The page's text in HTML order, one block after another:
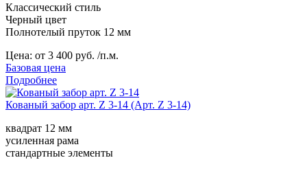
Классический стиль
Черный цвет
Полнотелый пруток 12 мм
Цена: от 3 400 руб. /п.м.
Базовая цена
Подробнее
Кованый забор арт. Z 3-14 (Арт. Z 3-14)
квадрат 12 мм
усиленная рама
стандартные элементы